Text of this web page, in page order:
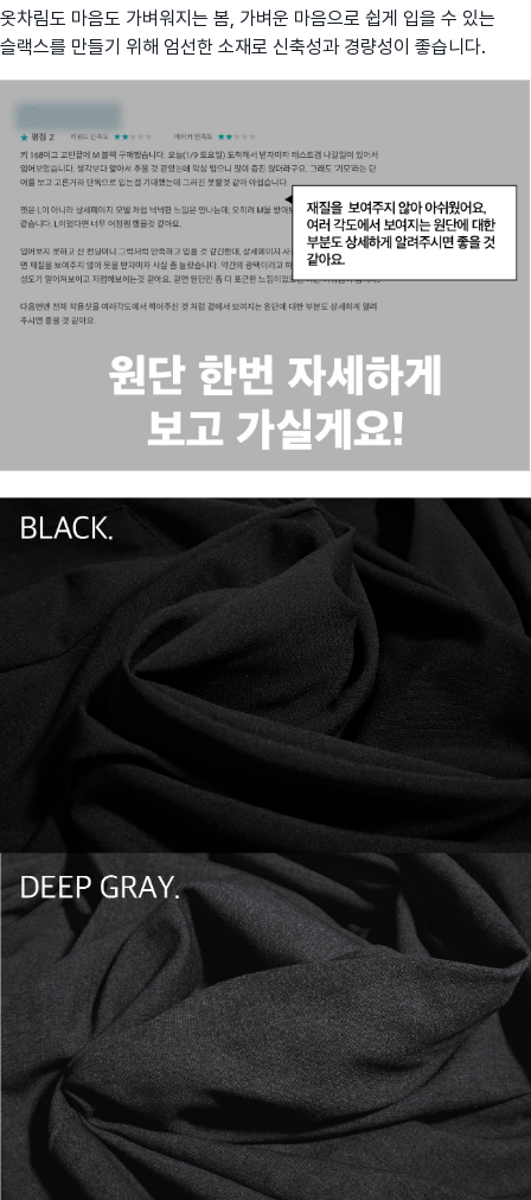
옷차림도 마음도 가벼워지는 봄, 가벼운 마음으로 쉽게 입을 수 있는
슬랙스를 만들기 위해 엄선한 소재로 신축성과 경량성이 좋습니다.